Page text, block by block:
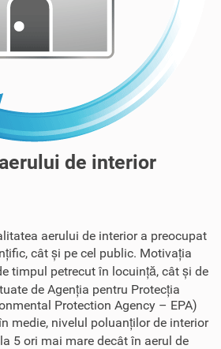
de interior
aerului de interior a preocupat
cât și pe cel public. Motivația
timpul petrecut în locuință, cât și de
de Agenția pentru Protecția
Protection Agency – EPA)
medie, nivelul poluanților de interior
5 ori mai mare decât în aerul de